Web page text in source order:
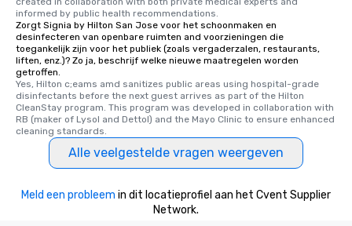
informed by public health recommendations.
Zorgt Signia by Hilton San Jose voor het schoonmaken en
desinfecteren van openbare ruimten and voorzieningen die
toegankelijk zijn voor het publiek (zoals vergaderzalen, restaurants,
liften, enz.)? Zo ja, beschrijf welke nieuwe maatregelen worden
getroffen.
Yes, Hilton c;eams amd sanitizes public areas using hospital-grade
disinfectants before the next guest arrives as part of the Hilton
CleanStay program. This program was developed in collaboration with
RB (maker of Lysol and Dettol) and the Mayo Clinic to ensure enhanced
cleaning standards.
Alle veelgestelde vragen weergeven
Meld een probleem in dit locatieprofiel aan het Cvent Supplier
Network.